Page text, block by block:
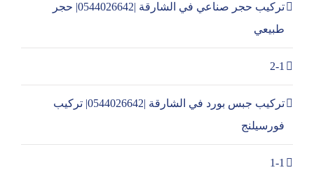
تركيب حجر صناعي في الشارقة |0544026642| حجر
طبيعي
2-1
تركيب جبس بورد في الشارقة |0544026642| تركيب
فورسيلنج
1-1